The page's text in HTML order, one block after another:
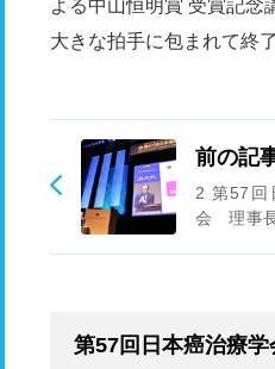
よる中山恒明賞 受賞記念
大きな拍手に包まれて終
前の記
2 第57回
会 理事長
第57回日本癌治療